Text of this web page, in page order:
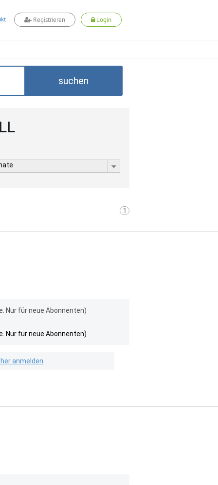
Registrieren Login
suchen
1
Nur für neue Abonnenten)
Nur für neue Abonnenten)
anmelden